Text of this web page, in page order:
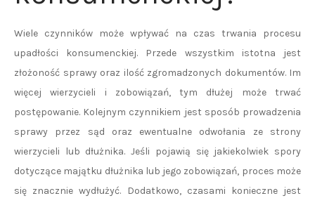
Wiele czynników może wpływać na czas trwania procesu
upadłości konsumenckiej. Przede wszystkim istotna jest
złożoność sprawy oraz ilość zgromadzonych dokumentów. Im
więcej wierzycieli i zobowiązań, tym dłużej może trwać
postępowanie. Kolejnym czynnikiem jest sposób prowadzenia
sprawy przez sąd oraz ewentualne odwołania ze strony
wierzycieli lub dłużnika. Jeśli pojawią się jakiekolwiek spory
dotyczące majątku dłużnika lub jego zobowiązań, proces może
się znacznie wydłużyć. Dodatkowo, czasami konieczne jest